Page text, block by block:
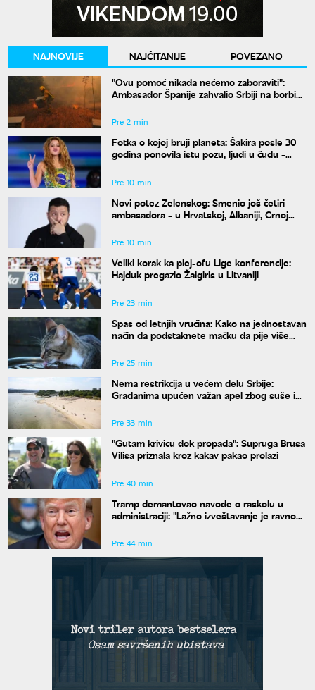
NAJNOVIJE NAJČITANIJE
POVEZANO
"Ovu pomoć nikada nećemo zaboraviti":
Ambasador Španije zahvalio Srbiji na borbi
Pre 2 min
Fotka o kojoj bruji planeta: Šakira posle 30
godina ponovila istu pozu, ljudi u čudu -
Pre 10 min
Novi potez Zelenskog: Smenio još četiri
ambasadora - u Hrvatskoj, Albaniji, Crnoj
Pre 10 min
Veliki korak ka plej-ofu Lige konferencije:
Hajduk pregazio Žalgiris u Litvaniji
Pre 23 min
Spas od letnjih vrućina: Kako na jednostavan
način da podstaknete mačku da pije više
Pre 25 min
Nema restrikcija u većem delu Srbije:
Građanima upućen važan apel zbog suše i
Pre 33 min
"Gutam krivicu dok propada": Supruga Brusa
Vilisa priznala kroz kakav pakao prolazi
Pre 40 min
Tramp demantovao navode o raskolu u
administraciji: "Lažno izveštavanje je ravno
Pre 44 min